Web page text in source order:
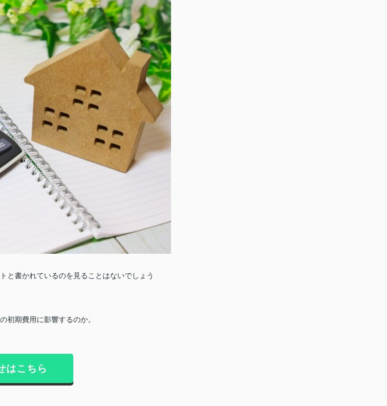
と書かれているのを見ることはないでしょう
初期費用に影響するのか。
はこちら